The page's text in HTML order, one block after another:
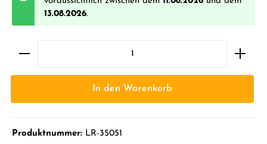
13.08.2026.
In den Warenkorb
Produktnummer: LR-35051